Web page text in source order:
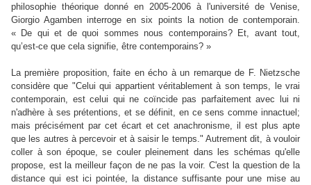
philosophie théorique donné en 2005-2006 à l'université de Venise,
Giorgio Agamben interroge en six points la notion de contemporain.
« De qui et de quoi sommes nous contemporains? Et, avant tout,
qu’est-ce que cela signifie, être contemporains? »
La première proposition, faite en écho à un remarque de F. Nietzsche
considère que "Celui qui appartient véritablement à son temps, le vrai
contemporain, est celui qui ne coïncide pas parfaitement avec lui ni
n'adhère à ses prétentions, et se définit, en ce sens comme innactuel;
mais précisément par cet écart et cet anachronisme, il est plus apte
que les autres à percevoir et à saisir le temps." Autrement dit, à vouloir
coller à son époque, se couler pleinement dans les schémas qu'elle
propose, est la meilleur façon de ne pas la voir. C'est la question de la
distance qui est ici pointée, la distance suffisante pour une mise au